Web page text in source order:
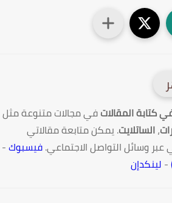
في مجالات متنوعة مثل
،الساتلايت. يمكن متابعة مقالاتي
وسائل التواصل الاجتماعي.فيسبوك-
لينكدإن